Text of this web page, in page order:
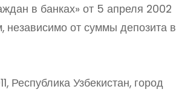
в банках» от 5 апреля 2002
независимо от суммы депозита в
Республика Узбекистан, город